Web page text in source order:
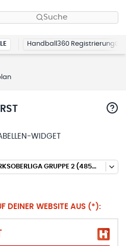
Suche
Handball360 Registrierung
WIDGET
MÄNNLICHE JUGEND E BEZIRKSOBERLIGA GRUPPE 2 (485) (HALLENRUNDE 2025/2026)
DEINER WEBSITE AUS (*):